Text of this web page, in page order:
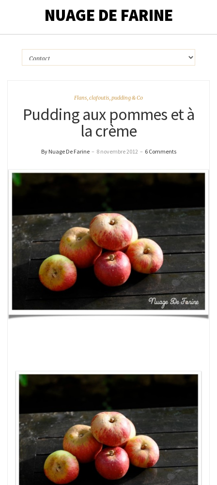
NUAGE DE FARINE
Flans, clafoutis, pudding & Co
Pudding aux pommes et à
la crème
By Nuage De Farine – 8 novembre 2012 – 6 Comments